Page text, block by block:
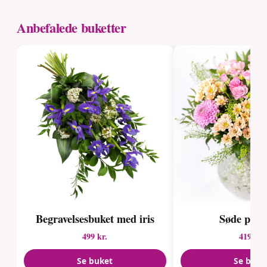
Anbefalede buketter
Begravelses­buket med iris
499 kr.
Se buket
Søde
419 kr.
Se